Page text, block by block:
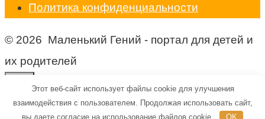
Политика конфиденциальности
© 2026 Маленький Гений - портал для детей и
их родителей
Этот веб-сайт использует файлы cookie для улучшения
взаимодействия с пользователем. Продолжая использовать сайт,
вы даете согласие на использование файлов cookie.
OK